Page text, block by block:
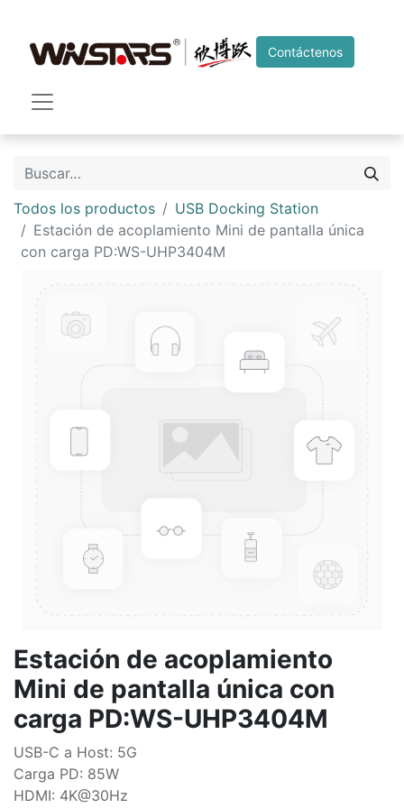
Contáctenos
Todos los productos
USB Docking Station
Estación de acoplamiento Mini de pantalla única
con carga PD:WS-UHP3404M
Estación de acoplamiento
Mini de pantalla única con
carga PD:WS-UHP3404M
USB-C a Host: 5G
Carga PD: 85W
HDMI: 4K@30Hz